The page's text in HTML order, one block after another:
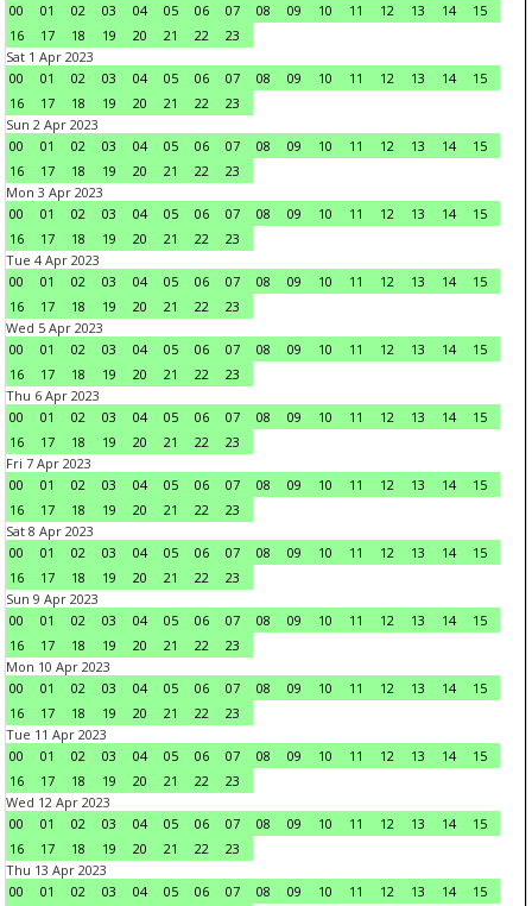
00
01 02 03 04 05 06 07 08 09 10 11 12 13 14
15
16
17 18 19 20 21 22
23
Sat 1 Apr 2023
00
01 02 03 04 05 06 07 08 09 10 11 12 13 14
15
16
17 18 19 20 21 22
23
Sun 2 Apr 2023
00
01 02 03 04 05 06 07 08 09 10 11 12 13 14
15
16
17 18 19 20 21 22
23
Mon 3 Apr 2023
00
01 02 03 04 05 06 07 08 09 10 11 12 13 14
15
16
17 18 19 20 21 22
23
Tue 4 Apr 2023
00
01 02 03 04 05 06 07 08 09 10 11 12 13 14
15
16
17 18 19 20 21 22
23
Wed 5 Apr 2023
00
01 02 03 04 05 06 07 08 09 10 11 12 13 14
15
16
17 18 19 20 21 22
23
Thu 6 Apr 2023
00
01 02 03 04 05 06 07 08 09 10 11 12 13 14
15
16
17 18 19 20 21 22
23
Fri 7 Apr 2023
00
01 02 03 04 05 06 07 08 09 10 11 12 13 14
15
16
17 18 19 20 21 22
23
Sat 8 Apr 2023
00
01 02 03 04 05 06 07 08 09 10 11 12 13 14
15
16
17 18 19 20 21 22
23
Sun 9 Apr 2023
00
01 02 03 04 05 06 07 08 09 10 11 12 13 14
15
16
17 18 19 20 21 22
23
Mon 10 Apr 2023
00
01 02 03 04 05 06 07 08 09 10 11 12 13 14
15
16
17 18 19 20 21 22
23
Tue 11 Apr 2023
00
01 02 03 04 05 06 07 08 09 10 11 12 13 14
15
16
17 18 19 20 21 22
23
Wed 12 Apr 2023
00
01 02 03 04 05 06 07 08 09 10 11 12 13 14
15
16
17 18 19 20 21 22
23
Thu 13 Apr 2023
00
01 02 03 04 05 06 07 08 09 10 11 12 13 14
15